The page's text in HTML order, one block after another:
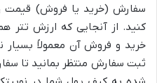
سفارش (خرید یا فروش) قیمت و
کنید. از آنجایی که ارزش تتر
خرید و فروش آن معمولاً
ثبت سفارش منتظر بمانید تا